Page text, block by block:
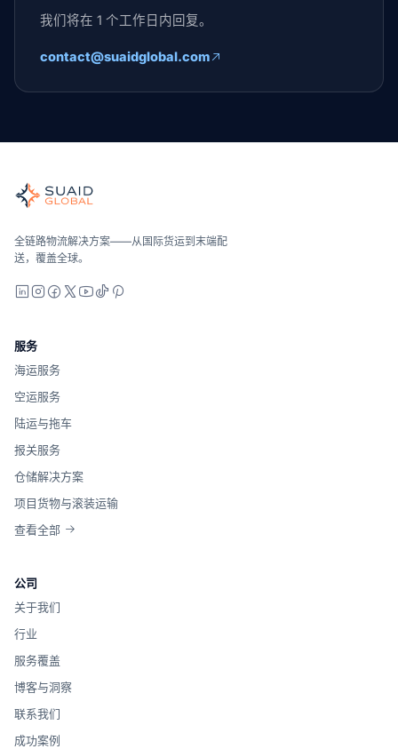
我们将在 1 个工作日内回复。
contact@suaidglobal.com
全球海运、空运、陆运、海关和仓储的独立货运协调者。运营
海洋、空中和地面——与运营商无关地进行比较，全面报价，
Suaid Global不出售运营商运力。每条航线都会与海运、空运
全链路物流解决方案——从国际货运到末端配
送，覆盖全球。
LinkedIn
Instagram
Facebook
X YouTube
TikTok
服务
海运服务
空运服务
陆运与拖车
报关服务
仓储解决方案
项目货物与滚装运输
查看全部
公司
关于我们
行业
服务覆盖
博客与洞察
联系我们
成功案例